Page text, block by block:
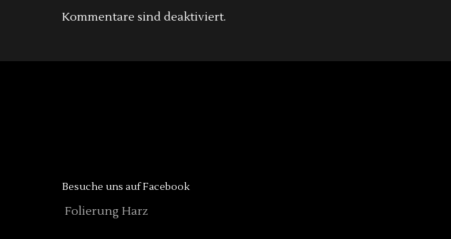
Kommentare sind deaktiviert.
Besuche uns auf Facebook
Folierung Harz